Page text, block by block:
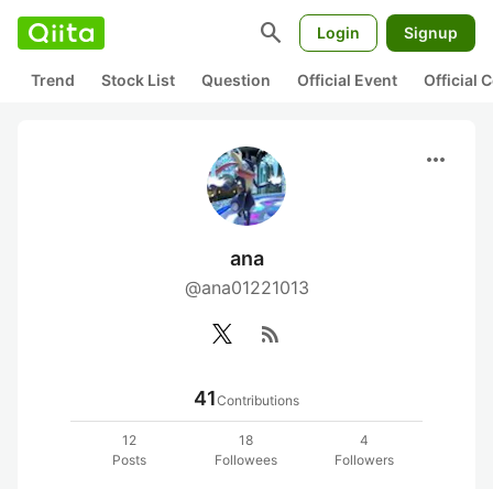
search Login Signup
Trend Stock List Question Official Event Official
more_horiz
ana
@ana01221013
rss_feed
41Contributions
12
Posts
18
Followees
4
Followers